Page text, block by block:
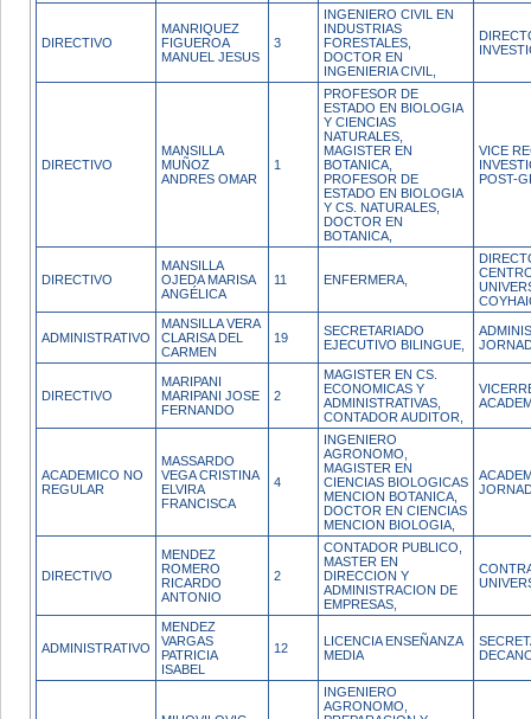
DIRECTIVO
MANRIQUEZ
FIGUEROA
MANUEL JESUS
3
INGENIERO CIVIL EN
INDUSTRIAS
FORESTALES,
DOCTOR EN
INGENIERIA CIVIL,
DIRECTIVO
MANSILLA
MUÑOZ
ANDRES OMAR
1
PROFESOR DE
ESTADO EN BIOLOGIA
Y CIENCIAS
NATURALES,
MAGISTER EN
BOTANICA,
PROFESOR DE
ESTADO EN BIOLOGIA
Y CS. NATURALES,
DOCTOR EN
BOTANICA,
VICE
POST-
DIRECTIVO
MANSILLA
OJEDA MARISA
ANGÉLICA
11 ENFERMERA,
ADMINISTRATIVO
MANSILLA VERA
CLARISA DEL
CARMEN
19
SECRETARIADO
EJECUTIVO BILINGUE,
DIRECTIVO
MARIPANI
MARIPANI JOSE
FERNANDO
2
MAGISTER EN CS.
ECONOMICAS Y
ADMINISTRATIVAS,
CONTADOR AUDITOR,
ACADEMICO NO
REGULAR
MASSARDO
VEGA CRISTINA
ELVIRA
FRANCISCA
4
INGENIERO
AGRONOMO,
MAGISTER EN
CIENCIAS BIOLOGICAS
MENCION BOTANICA,
DOCTOR EN CIENCIAS
MENCION BIOLOGIA,
DIRECTIVO
MENDEZ
ROMERO
RICARDO
ANTONIO
2
CONTADOR PUBLICO,
MASTER EN
DIRECCION Y
ADMINISTRACION DE
EMPRESAS,
ADMINISTRATIVO
MENDEZ
VARGAS
PATRICIA
ISABEL
12
LICENCIA ENSEÑANZA
MEDIA
INGENIERO
AGRONOMO,